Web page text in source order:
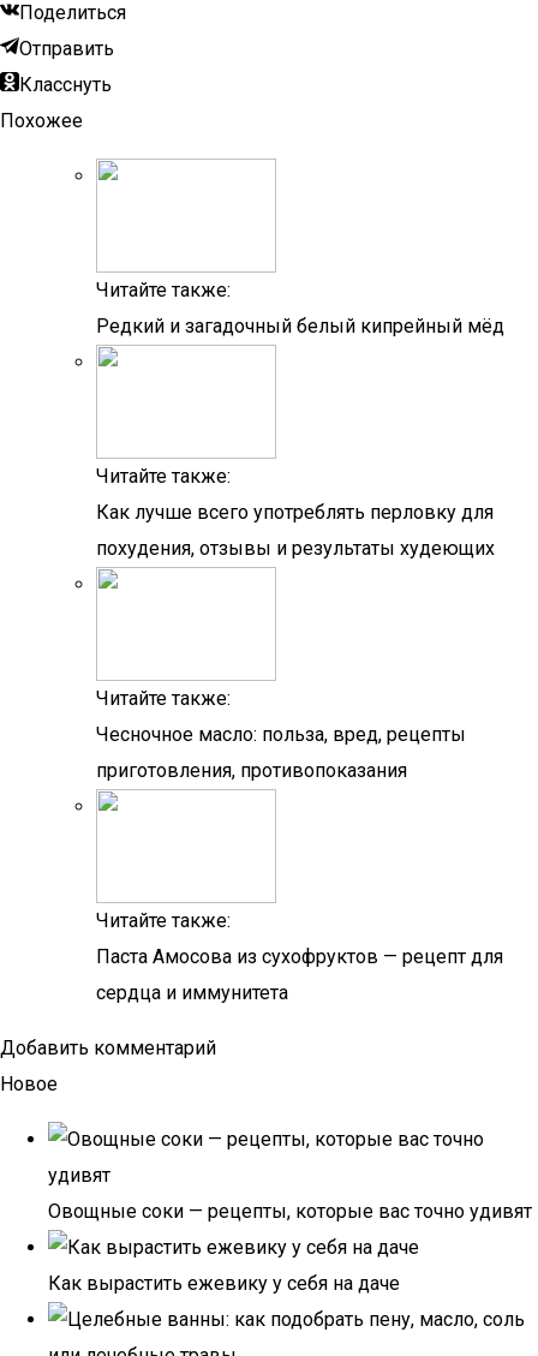
Поделиться
Отправить
Класснуть
Похожее
Читайте также:
Редкий и загадочный белый кипрейный мёд
Читайте также:
Как лучше всего употреблять перловку для
похудения, отзывы и результаты худеющих
Читайте также:
Чесночное масло: польза, вред, рецепты
приготовления, противопоказания
Читайте также:
Паста Амосова из сухофруктов — рецепт для
сердца и иммунитета
Добавить комментарий
Новое
Овощные соки — рецепты, которые вас точно удивят
Как вырастить ежевику у себя на даче